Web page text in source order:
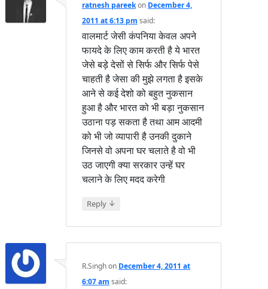
ratnesh pareekon December 4,
2011 at 6:13 pm said:
वालमार्ट जेसी कंपनिया केवल अपने
फायदे के लिए काम करती है ये भारत
जेसे बड़े देसों से सिर्फ और सिर्फ पेसे
चाहती है जेसा की मुझे लगता है इसके
आने से कई देशो को बहुत नुकसान
हुआ है और भारत को भी बड़ा नुकसान
उठाना पड़ सकता है तथा आम आदमी
को भी जो व्यापारी है उनकी दुकाने
जिनसे वो अपना घर चलाते है वो भी
उठ जाएगी क्या सरकार उन्हें घर
चलाने के लिए मदद करेगी
Reply ↓
R.Singhon December 4, 2011 at
6:07 am said: